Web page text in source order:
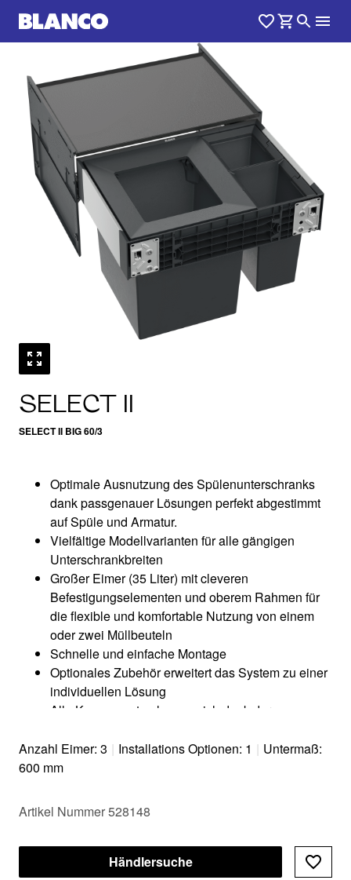
SELECT II
SELECT II BIG 60/3
0
Optimale Ausnutzung des Spülenunterschranks
dank passgenauer Lösungen perfekt abgestimmt
auf Spüle und Armatur.
Vielfältige Modellvarianten für alle gängigen
Unterschrankbreiten
Großer Eimer (35 Liter) mit cleveren
Befestigungselementen und oberem Rahmen für
die flexible und komfortable Nutzung von einem
oder zwei Müllbeuteln
Schnelle und einfache Montage
Optionales Zubehör erweitert das System zu einer
individuellen Lösung
Alle Komponenten lassen sich dank der
reinigen
Modernes Design mit hochwertigem Aluminium
Anzahl Eimer: 3 | Installations Optionen: 1 | Untermaß:
600 mm
Artikel Nummer 528148
Händlersuche